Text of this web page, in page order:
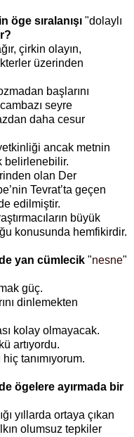
öge sıralanışı "dolaylı
çirkin olayın,
üzerinden
başlarını
seyre
daha cesur
ancak metnin
belirlenebilir.
olan Der
Tevrat’ta geçen
edilmiştir.
büyük
konusunda hemfikirdir.
yan cümlecik "nesne"
güç.
dinlemekten
kolay olmayacak.
artıyordu.
tanımıyorum.
ögelere ayırmada bir
yıllarda ortaya çıkan
olumsuz tepkiler